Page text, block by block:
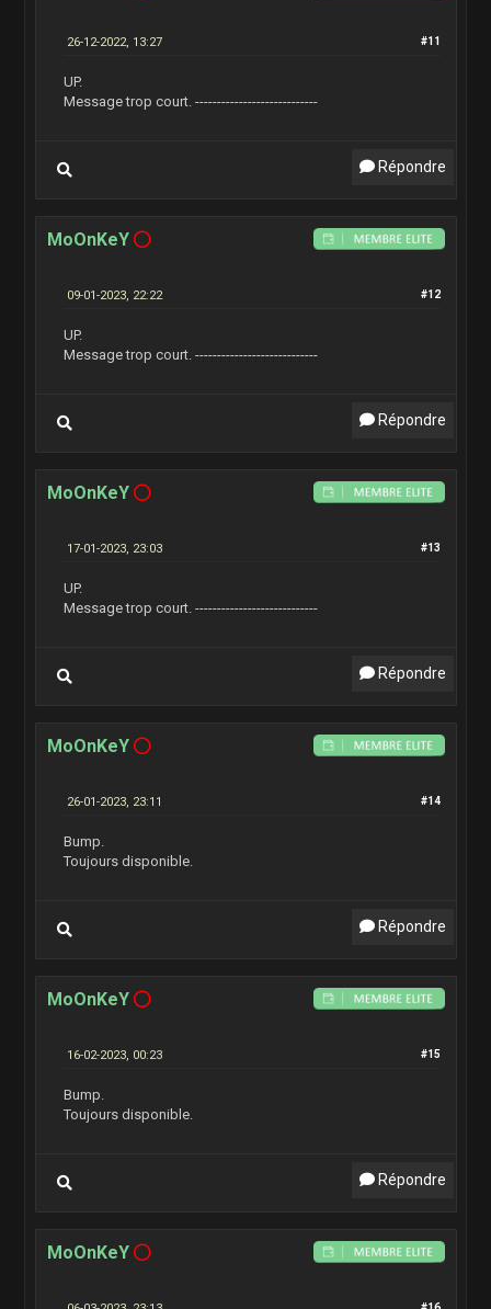
#11
26-12-2022, 13:27
UP.
Message trop court. ----------------------------
Répondre
MoOnKeY
#12
09-01-2023, 22:22
UP.
Message trop court. ----------------------------
Répondre
MoOnKeY
#13
17-01-2023, 23:03
UP.
Message trop court. ----------------------------
Répondre
MoOnKeY
#14
26-01-2023, 23:11
Bump.
Toujours disponible.
Répondre
MoOnKeY
#15
16-02-2023, 00:23
Bump.
Toujours disponible.
Répondre
MoOnKeY